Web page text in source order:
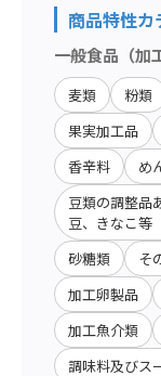
商品特性カ
一般食品（加
麦類 粉類
果実加工品
香辛料 め
豆類の調整品
豆、きなこ等
砂糖類 そ
加工卵製品
加工魚介類
調味料及びス